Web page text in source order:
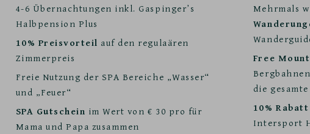
4-6 Übernachtungen inkl. Gaspinger’s
Halbpension Plus
10% Preisvorteil auf den regulaären
Zimmerpreis
Freie Nutzung der SPA Bereiche „Wasser“
und „Feuer“
SPA Gutschein im Wert von € 30 pro für
Mama und Papa zusammen
Mehrmals
Free
die
10% Rabatt
Intersport